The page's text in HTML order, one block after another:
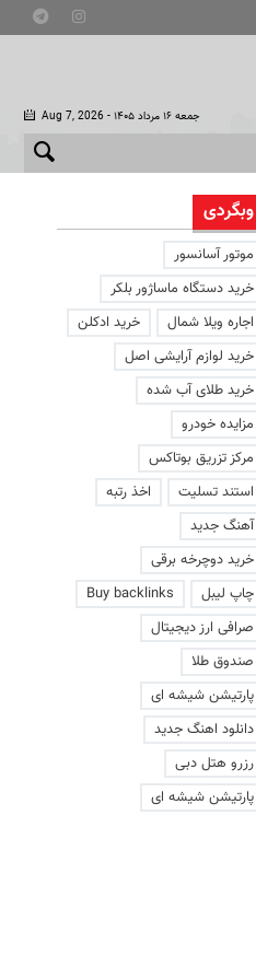
Aug 7, 2026 - جمعه ۱۶ مرداد ۱۴۰۵
چند هزار جوان هنوز در
وام ازدواج هستند؟
وبگردی
موتور آسانسور
خرید دستگاه ماساژور بلکر
اجاره ویلا شمال
خرید ادکلن
خرید لوازم آرایشی اصل
خرید طلای آب شده
مزایده خودرو
مرکز تزریق بوتاکس
استند تسلیت
اخذ رتبه
آهنگ جدید
خرید دوچرخه برقی
چاپ لیبل
Buy backlinks
صرافی ارز دیجیتال
صندوق طلا
پارتیشن شیشه ای
دانلود اهنگ جدید
رزرو هتل دبی
پارتیشن شیشه ای